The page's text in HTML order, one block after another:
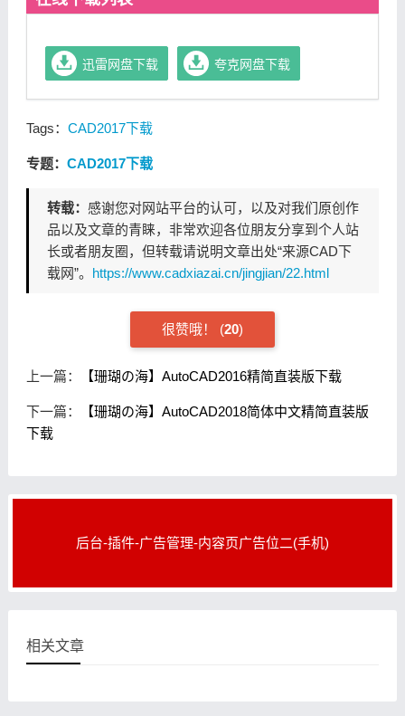
迅雷网盘下载 夸克网盘下载
Tags： CAD2017下载
专题： CAD2017下载
转载： 感谢您对网站平台的认可，以及对我们原创作
品以及文章的青睐，非常欢迎各位朋友分享到个人站
长或者朋友圈，但转载请说明文章出处“来源CAD下
载网”。 https://www.cadxiazai.cn/jingjian/22.html
很赞哦！ (20)
上一篇： 【珊瑚の海】AutoCAD2016精简直装版下载
下一篇：
【珊瑚の海】AutoCAD2018简体中文精简直装版
下载
后台-插件-广告管理-内容页广告位二(手机)
相关文章